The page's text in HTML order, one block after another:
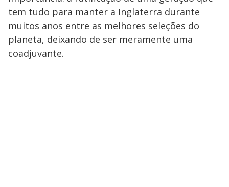
tem tudo para manter a Inglaterra durante
muitos anos entre as melhores seleções do
planeta, deixando de ser meramente uma
coadjuvante.